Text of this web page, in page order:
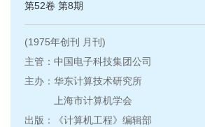
第52卷 第8期
(1975年创刊 月刊)
主管：中国电子科技集团公司
主办：华东计算技术研究所
上海市计算机学会
出版：《计算机工程》编辑部